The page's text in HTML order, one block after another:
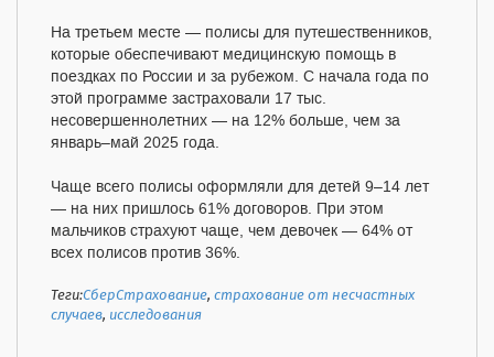
На третьем месте — полисы для путешественников,
которые обеспечивают медицинскую помощь в
поездках по России и за рубежом. С начала года по
этой программе застраховали 17 тыс.
несовершеннолетних — на 12% больше, чем за
январь–май 2025 года.
Чаще всего полисы оформляли для детей 9–14 лет
— на них пришлось 61% договоров. При этом
мальчиков страхуют чаще, чем девочек — 64% от
всех полисов против 36%.
Теги:СберСтрахование,страхование от несчастных
случаев, исследования